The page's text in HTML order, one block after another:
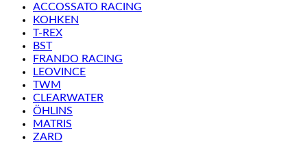
ACCOSSATO RACING
KOHKEN
T-REX
BST
FRANDO RACING
LEOVINCE
TWM
CLEARWATER
ÖHLINS
MATRIS
ZARD